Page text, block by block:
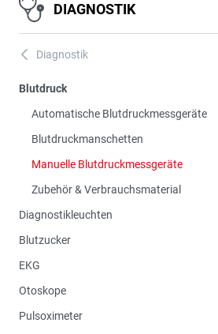
DIAGNOSTIK
A Diagnostik
Blutdruck
Automatische Blutdruckmessgeräte
Blutdruckmanschetten
Manuelle Blutdruckmessgeräte
Zubehör & Verbrauchsmaterial
Diagnostikleuchten
Blutzucker
EKG
Otoskope
Pulsoximeter